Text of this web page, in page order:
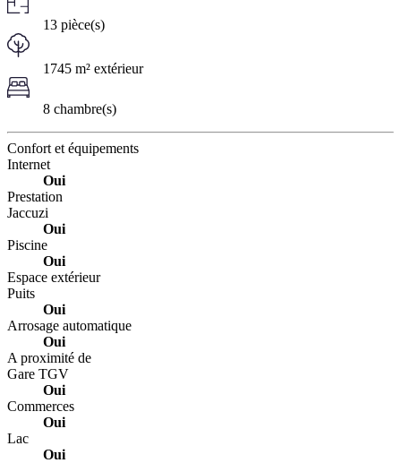
13 pièce(s)
1745 m² extérieur
8 chambre(s)
Confort et équipements
Internet
Oui
Prestation
Jaccuzi
Oui
Piscine
Oui
Espace extérieur
Puits
Oui
Arrosage automatique
Oui
A proximité de
Gare TGV
Oui
Commerces
Oui
Lac
Oui